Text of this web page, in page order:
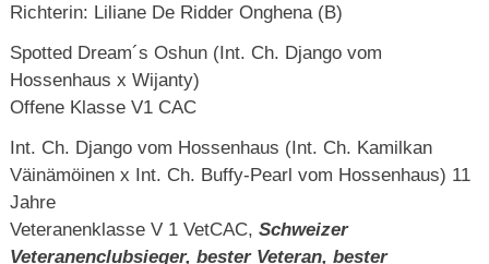
Richterin: Liliane De Ridder Onghena (B)
Spotted Dream´s Oshun (Int. Ch. Django vom
Hossenhaus x Wijanty)
Offene Klasse V1 CAC
Int. Ch. Django vom Hossenhaus (Int. Ch. Kamilkan
Väinämöinen x Int. Ch. Buffy-Pearl vom Hossenhaus) 11
Jahre
Veteranenklasse V 1 VetCAC,Schweizer
Veteranenclubsieger, bester Veteran, bester